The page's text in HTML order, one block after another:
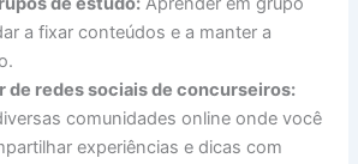
a fixar conteúdos e a manter a
de redes sociais de concurseiros:
comunidades online onde você
experiências e dicas com